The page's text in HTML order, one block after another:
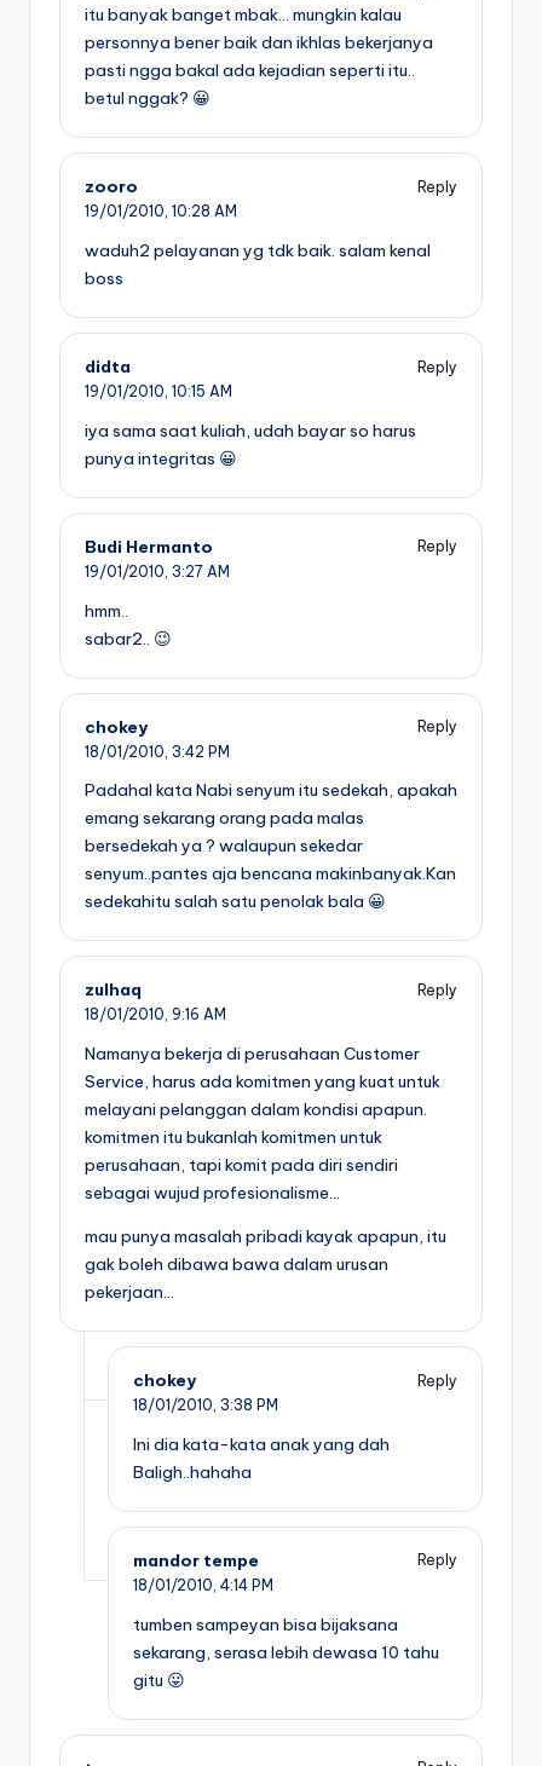
itu banyak banget mbak… mungkin kalau
personnya bener baik dan ikhlas bekerjanya
pasti ngga bakal ada kejadian seperti itu..
betul nggak? 😀
zooro
Reply
19/01/2010, 10:28 AM
waduh2 pelayanan yg tdk baik. salam kenal
boss
didta
Reply
19/01/2010, 10:15 AM
iya sama saat kuliah, udah bayar so harus
punya integritas 😀
Budi Hermanto
Reply
19/01/2010, 3:27 AM
hmm..
sabar2.. 😉
chokey
Reply
18/01/2010, 3:42 PM
Padahal kata Nabi senyum itu sedekah, apakah
emang sekarang orang pada malas
bersedekah ya ? walaupun sekedar
senyum..pantes aja bencana makinbanyak.Kan
sedekahitu salah satu penolak bala 😀
zulhaq
Reply
18/01/2010, 9:16 AM
Namanya bekerja di perusahaan Customer
Service, harus ada komitmen yang kuat untuk
melayani pelanggan dalam kondisi apapun.
komitmen itu bukanlah komitmen untuk
perusahaan, tapi komit pada diri sendiri
sebagai wujud profesionalisme…
mau punya masalah pribadi kayak apapun, itu
gak boleh dibawa bawa dalam urusan
pekerjaan…
chokey
Reply
18/01/2010, 3:38 PM
Ini dia kata-kata anak yang dah
Baligh..hahaha
mandor tempe
Reply
18/01/2010, 4:14 PM
tumben sampeyan bisa bijaksana
sekarang, serasa lebih dewasa 10 tahu
gitu 😛